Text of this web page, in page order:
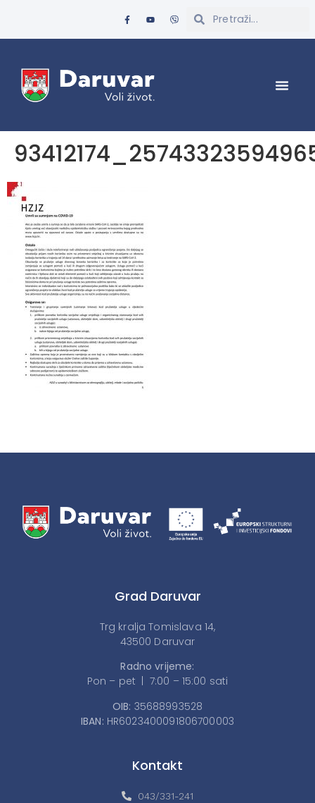
Grad Daruvar
Trg kralja Tomislava 14,
43500 Daruvar
Radno vrijeme:
Pon – pet | 7:00 – 15:00 sati
OIB: 35688993528
IBAN: HR6023400091806700003
Kontakt
043/331-241